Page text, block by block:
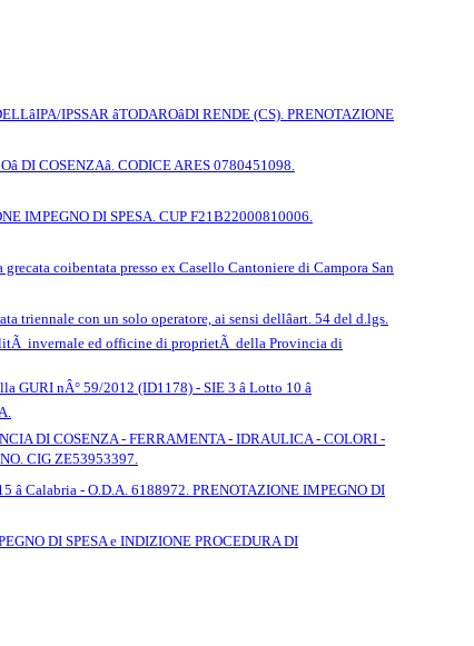
IPSSAR âTODAROâDI RENDE (CS). PRENOTAZIONE
DI COSENZAâ. CODICE ARES 0780451098.
IMPEGNO DI SPESA. CUP F21B22000810006.
coibentata presso ex Casello Cantoniere di Campora San
con un solo operatore, ai sensi dellâart. 54 del d.lgs.
invernale ed officine di proprietÃ della Provincia di
nÂ° 59/2012 (ID1178) - SIE 3 â Lotto 10 â
DI COSENZA - FERRAMENTA - IDRAULICA - COLORI -
CIG ZE53953397.
Calabria - O.D.A. 6188972. PRENOTAZIONE IMPEGNO DI
DI SPESA e INDIZIONE PROCEDURA DI